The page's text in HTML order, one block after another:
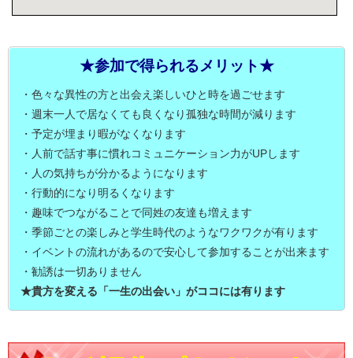
★参加で得られるメリット★
・色々な異性の方と出会え楽しいひと時を過ごせます
・週末一人で居なくても良くなり孤独な時間が減ります
・予定が埋まり暇がなくなります
・人前で話す事に慣れコミュニケーション力がUPします
・人の気持ちが分かるようになります
・行動的になり明るくなります
・趣味でつながることで同姓の友達も増えます
・季節ごとの楽しみと学生時代のようなワクワクが有ります
・イベントの流れがあるので安心して参加することが出来ます
・勧誘は一切ありません
★貴方を変える「一生の出会い」がココには有ります